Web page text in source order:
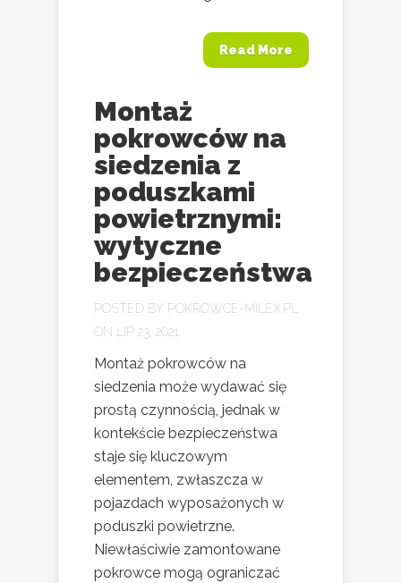
Read More
Montaż
pokrowców na
siedzenia z
poduszkami
powietrznymi:
wytyczne
bezpieczeństwa
POSTED BY POKROWCE-MILEX.PL
ON LIP 23, 2021
Montaż pokrowców na
siedzenia może wydawać się
prostą czynnością, jednak w
kontekście bezpieczeństwa
staje się kluczowym
elementem, zwłaszcza w
pojazdach wyposażonych w
poduszki powietrzne.
Niewłaściwie zamontowane
pokrowce mogą ograniczać